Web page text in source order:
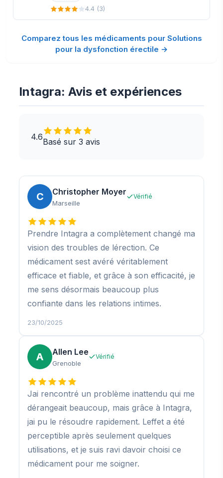
4.4 (3)
Comparez tous les médicaments pour Solutions
pour la dysfonction érectile →
Intagra: Avis et expériences
4.6Basé sur 3 avis
C Christopher Moyer
Marseille
Vérifié
Prendre Intagra a complètement changé ma
vision des troubles de lérection. Ce
médicament sest avéré véritablement
efficace et fiable, et grâce à son efficacité, je
me sens désormais beaucoup plus
confiante dans les relations intimes.
23/10/2025
A Allen Lee
Grenoble
Vérifié
Jai rencontré un problème inattendu qui me
dérangeait beaucoup, mais grâce à Intagra,
jai pu le résoudre rapidement. Leffet a été
perceptible après seulement quelques
utilisations, et je suis ravi davoir choisi ce
médicament pour me soigner.